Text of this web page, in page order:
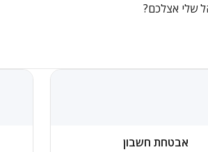
שלי אצלכם?
אבטחת חשבון